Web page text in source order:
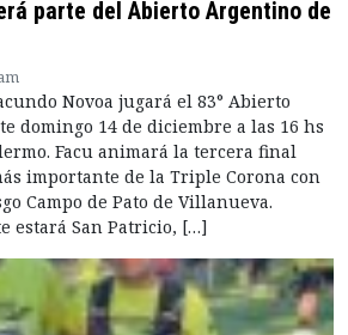
parte del Abierto Argentino de
Novoa jugará el 83° Abierto
domingo 14 de diciembre a las 16 hs
Facu animará la tercera final
importante de la Triple Corona con
Campo de Pato de Villanueva.
estará San Patricio, […]